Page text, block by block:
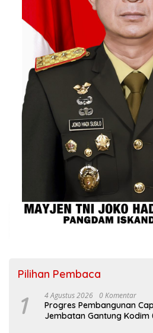
Pilihan Pembaca
1 4 Agustus 2026 0 Komentar
Progres Pembangunan
Jembatan Gantung